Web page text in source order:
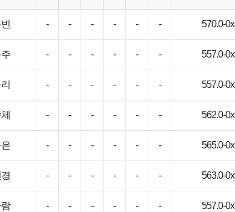
- - - - - - 570.0-0x
- - - - - - 557.0-0x
- - - - - - 557.0-0x
- - - - - - 562.0-0x
- - - - - - 565.0-0x
- - - - - - 563.0-0x
- - - - - - 557.0-0x